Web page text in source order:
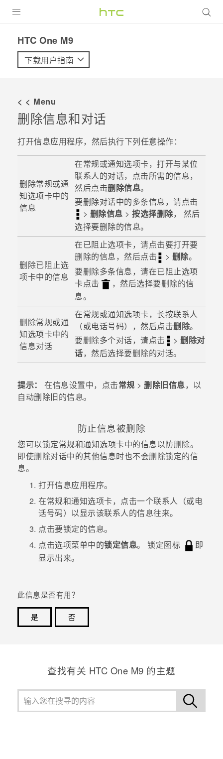
VIVE
支持帮助
在线客服
HTC One M9‎
下载用户指南
< < Menu
删除信息和对话
打开信息应用程序，然后执行下列任意操作：
删除常规或通
知选项卡中的
信息
在常规或通知选项卡，打开与某位
联系人的对话，点击所需的信息，
然后点击删除信息。
要删除对话中的多条信息，请点击
> 删除信息 > 按选择删除， 然后
选择要删除的信息。
删除已阻止选
项卡中的信息
在已阻止选项卡，请点击要打开要
删除的信息，然后点击
> 删除。
要删除多条信息，请在已阻止选项
卡点击
，然后选择要删除的信
息。
删除常规或通
知选项卡中的
信息对话
在常规或通知选项卡，长按联系人
（或电话号码），然后点击删除。
要删除多个对话，请点击
> 删除对
话，然后选择要删除的对话。
提示： 在信息设置中，点击常规 > 删除旧信息，以
自动删除旧的信息。
防止信息被删除
您可以锁定常规和通知选项卡中的信息以防删除。
即使删除对话中的其他信息时也不会删除锁定的信
息。
打开信息应用程序。
在常规和通知选项卡，点击一个联系人（或电
话号码）以显示该联系人的信息往来。
点击要锁定的信息。
点击选项菜单中的锁定信息。 锁定图标
即
显示出来。
此信息是否有用？
是
否
查找有关 HTC One M9 的主题